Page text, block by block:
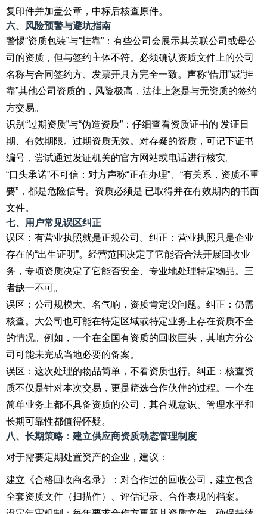
复印件并加盖公章，中标后核查原件。
六、风险预警与避坑指南
警惕“资质包装”与“挂靠”：有些公司会展示其关联公司或母公
司的资质，但与签约主体不符。必须确认资质文件上的公司
名称与合同签约方、发票开具方完全一致。声称“借用”或“挂
靠”其他公司资质的，风险极高，法律上您是与无资质的签约
方交易。
识别“过期资质”与“伪造资质”：仔细查看资质证书的 发证日
期、有效期限。过期资质无效。对存疑的资质，可记下证书
编号，尝试通过发证机关的官方网站或电话进行核实。
“口头承诺”不可信：对方声称“正在办理”、“有关系，资质不重
要”，都是危险信号。资质必须是 已取得并在有效期内的书面
文件。
七、用户常见误区纠正
误区：有营业执照就是正规公司。纠正：营业执照只是企业
存在的“出生证明”。经营范围决定了它能否合法开展回收业
务，专项资质决定了它能否安全、专业地处理特定物品。三
者缺一不可。
误区：公司规模大、名气响，资质肯定没问题。纠正：仍需
核查。大公司也可能在特定区域或特定业务上存在资质不全
的情况。例如，一个在全国有资质的回收巨头，其地方分公
司可能未完成当地必要的备案。
误区：这次处理的物品简单，不看资质也行。纠正：核查资
质不仅是针对本次交易，更是筛选合作伙伴的过程。一个在
简单业务上都不具备资质的公司，其合规意识、管理水平和
长期可靠性都值得怀疑。
八、长期策略：建立供应商资质动态管理制度
对于需要定期处置资产的企业，建议：
建立《合格回收商名录》：对合作过的回收公司，建立包含
全套资质文件（扫描件）、评估记录、合作表现的档案。